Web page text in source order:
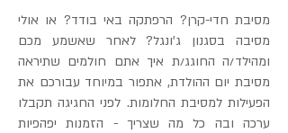
מסיבת חדי-קרן? הרפתקה באי בודד? או אולי
מסיבה בסגנון ג'ונגל? לאחר שאשמע מכם
ומהילד/ה החוגג/ת איך אתם חולמים שתיראה
מסיבת יום ההולדת, אתפור במיוחד עבורכם את
הפעילות למסיבת החלומות. לפני החגיגה תקבלו
ערכה ובה כל מה שצריך - הזמנות יפהפיות